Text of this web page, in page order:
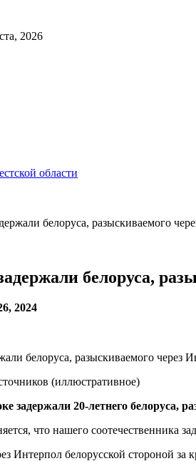
2026
области
белоруса, разыскиваемого
белоруса,
2024
(иллюстративное)
задержали 20-летнего белоруса,
что нашего соотечественника
Интерпол белорусской стороной за